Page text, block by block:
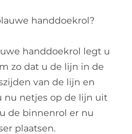
handdoekrol?
handdoekrol legt u
zo dat u de lijn in de
van de lijn en
nu netjes op de lijn uit
de binnenrol er nu
plaatsen.